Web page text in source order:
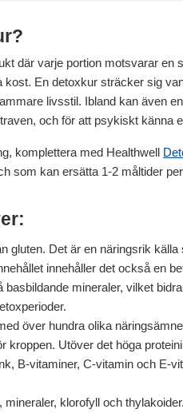
där varje portion motsvarar
En detoxkur sträcker sig
livsstil. Ibland kan även
och för att psykiskt känna
komplettera med Healthwell
som kan ersätta 1-2 måltider
gluten. Det är en näringsrik
innehåller det också en
mineraler, vilket
över hundra olika
kroppen. Utöver det höga
B-vitaminer, C-vitamin och E-
mineraler, klorofyll och